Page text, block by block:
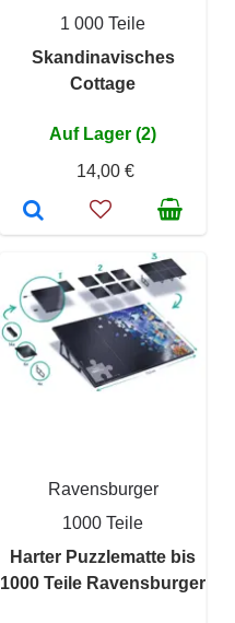
1 000 Teile
Skandinavisches
Cottage
Auf Lager (2)
14,00 €
Ravensburger
1000 Teile
Harter Puzzlematte bis
1000 Teile Ravensburger